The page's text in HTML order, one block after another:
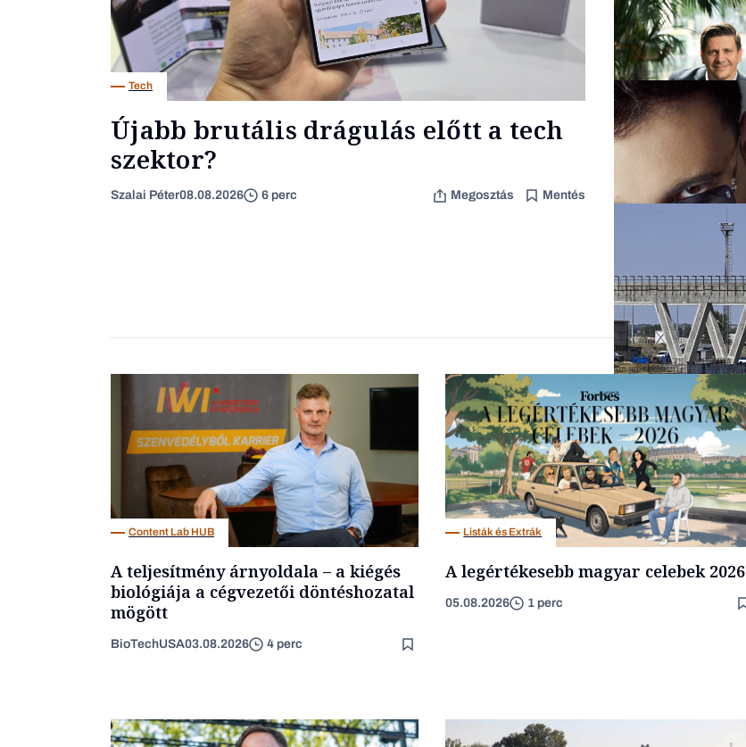
Tech
Újabb brutális drágulás előtt a tech
szektor?
Szalai Péter08.08.2026 6 perc Megosztás Mentés
Családi vállalkozások
TÁMOGATÓI
Forbes-sztori
Energia
Content Lab HUB
A teljesítmény árnyoldala – a kiégés
biológiája a cégvezetői döntéshozatal
mögött
BioTechUSA03.08.2026 4 perc
Listák és Extrák
A legértékesebb magyar celebek 2026
05.08.2026 1 perc